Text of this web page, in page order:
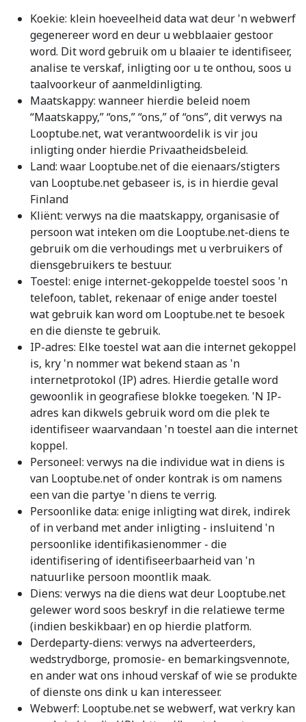
Koekie: klein hoeveelheid data wat deur 'n webwerf
gegenereer word en deur u webblaaier gestoor
word. Dit word gebruik om u blaaier te identifiseer,
analise te verskaf, inligting oor u te onthou, soos u
taalvoorkeur of aanmeldinligting.
Maatskappy: wanneer hierdie beleid noem
“Maatskappy,” “ons,” “ons,” of “ons”, dit verwys na
Looptube.net, wat verantwoordelik is vir jou
inligting onder hierdie Privaatheidsbeleid.
Land: waar Looptube.net of die eienaars/stigters
van Looptube.net gebaseer is, is in hierdie geval
Finland
Kliënt: verwys na die maatskappy, organisasie of
persoon wat inteken om die Looptube.net-diens te
gebruik om die verhoudings met u verbruikers of
diensgebruikers te bestuur.
Toestel: enige internet-gekoppelde toestel soos 'n
telefoon, tablet, rekenaar of enige ander toestel
wat gebruik kan word om Looptube.net te besoek
en die dienste te gebruik.
IP-adres: Elke toestel wat aan die internet gekoppel
is, kry 'n nommer wat bekend staan as 'n
internetprotokol (IP) adres. Hierdie getalle word
gewoonlik in geografiese blokke toegeken. 'N IP-
adres kan dikwels gebruik word om die plek te
identifiseer waarvandaan 'n toestel aan die internet
koppel.
Personeel: verwys na die individue wat in diens is
van Looptube.net of onder kontrak is om namens
een van die partye 'n diens te verrig.
Persoonlike data: enige inligting wat direk, indirek
of in verband met ander inligting - insluitend 'n
persoonlike identifikasienommer - die
identifisering of identifiseerbaarheid van 'n
natuurlike persoon moontlik maak.
Diens: verwys na die diens wat deur Looptube.net
gelewer word soos beskryf in die relatiewe terme
(indien beskikbaar) en op hierdie platform.
Derdeparty-diens: verwys na adverteerders,
wedstrydborge, promosie- en bemarkingsvennote,
en ander wat ons inhoud verskaf of wie se produkte
of dienste ons dink u kan interesseer.
Webwerf: Looptube.net se webwerf, wat verkry kan